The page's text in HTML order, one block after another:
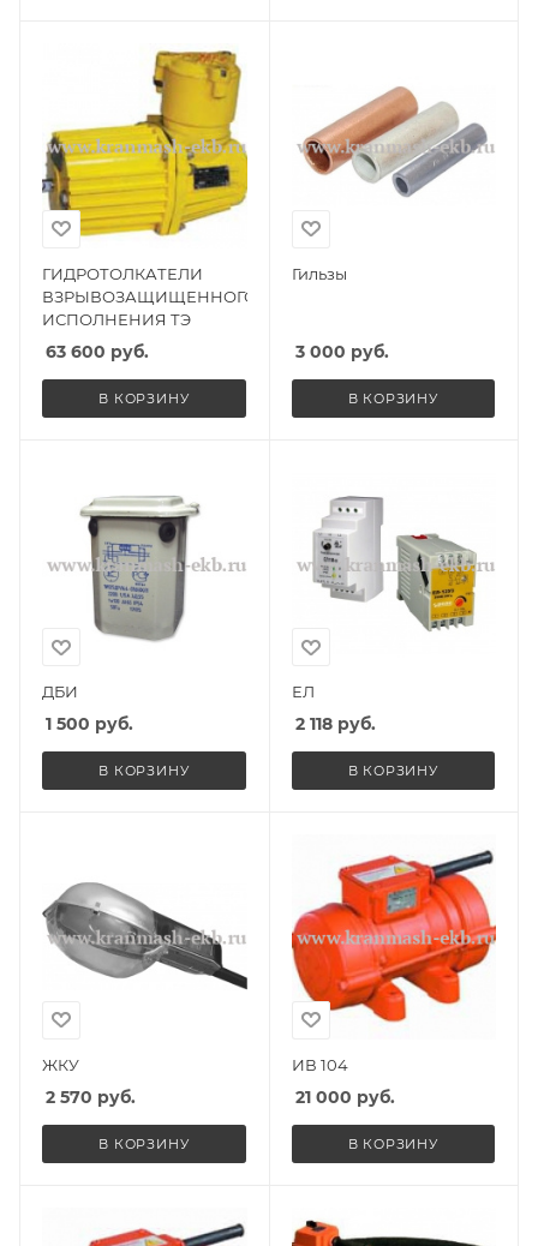
ГИДРОТОЛКАТЕЛИ
ВЗРЫВОЗАЩИЩЕННОГО
ИСПОЛНЕНИЯ ТЭ
63 600 руб.
В КОРЗИНУ
Гильзы
3 000 руб.
В КОРЗИНУ
ДБИ
1 500 руб.
В КОРЗИНУ
ЕЛ
2 118руб.
В КОРЗИНУ
ЖКУ
2 570 руб.
В КОРЗИНУ
ИВ 104
21 000 руб.
В КОРЗИНУ